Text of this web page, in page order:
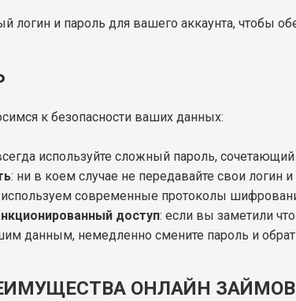
логин и пароль для вашего аккаунта, чтобы
к безопасности ваших данных:
используйте сложный пароль,
: ни в коем случае не передавайте свои логин
современные протоколы
доступ: если вы заметили
данным, немедленно смените пароль и
ОНЛАЙН